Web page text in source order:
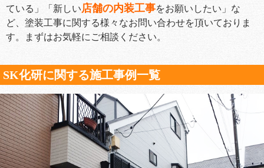
ている」「新しい店舗の内装工事をお願いしたい」な
ど、塗装工事に関する様々なお問い合わせを頂いておりま
す。まずはお気軽にご相談ください。
SK化研に関する施工事例一覧